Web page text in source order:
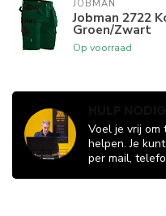
JOBMAN
Jobman 2722
Groen/Zwart
Op voorraad
Voel je vrij om
helpen. Je
per mail,